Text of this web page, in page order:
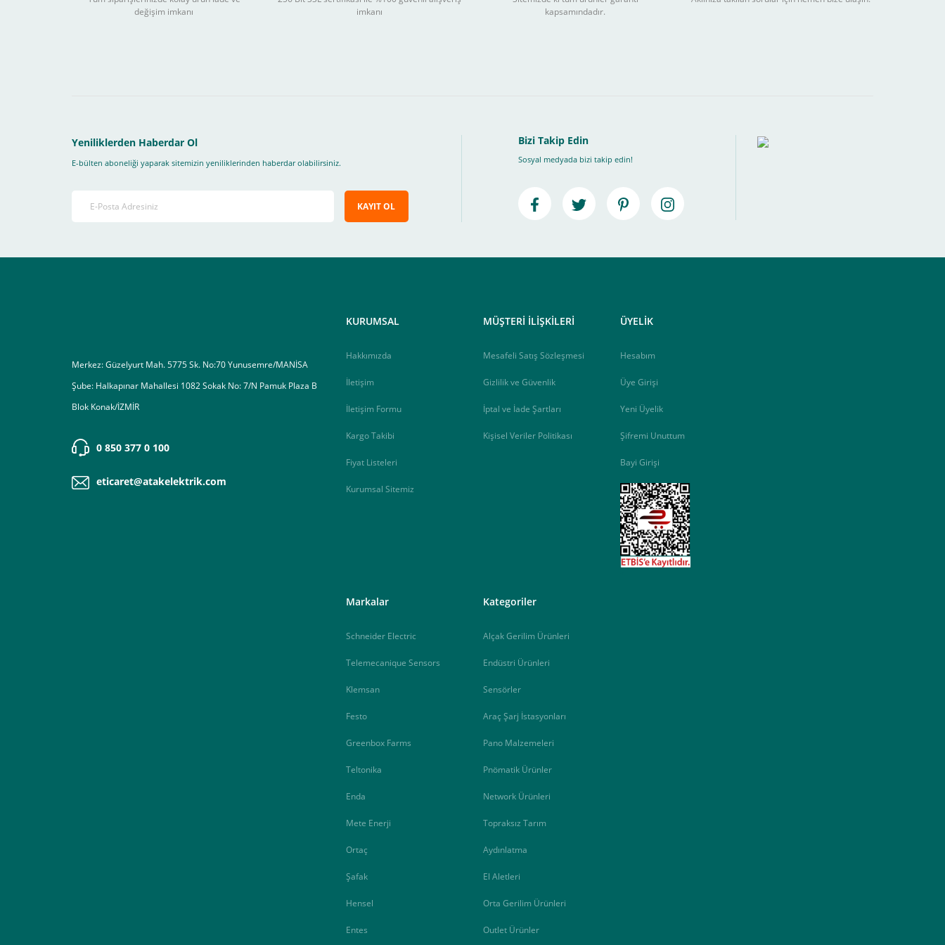
Sitemizden yapacağınız tüm alışverişlerde aşağıdaki adımları takip ederek peşin fiyatına 3 Taksit seçenekleri bankaya göre değişebilir
4-Son olarak siparişi vermiş olduğunuz e-posta adresinize ileteceğimiz link üzerinden tıklayarak 3D Secure güvenli ödeme ile ödemenizi tamamlayabilirsiniz ,
değişim imkanı
imkanı
kapsamındadır.
Yeniliklerden Haberdar Ol
E-bülten aboneliği yaparak sitemizin yeniliklerinden haberdar olabilirsiniz.
KAYIT OL
Bizi Takip Edin
Sosyal medyada bizi takip edin!
Merkez: Güzelyurt Mah. 5775 Sk. No:70 Yunusemre/MANİSA
Şube: Halkapınar Mahallesi 1082 Sokak No: 7/N Pamuk Plaza B
Blok Konak/İZMİR
0 850 377 0 100
eticaret@atakelektrik.com
KURUMSAL
Hakkımızda
İletişim
İletişim Formu
Kargo Takibi
Fiyat Listeleri
Kurumsal Sitemiz
MÜŞTERİ İLİŞKİLERİ
Mesafeli Satış Sözleşmesi
Gizlilik ve Güvenlik
İptal ve İade Şartları
Kişisel Veriler Politikası
ÜYELİK
Hesabım
Üye Girişi
Yeni Üyelik
Şifremi Unuttum
Bayi Girişi
Markalar
Schneider Electric
Telemecanique Sensors
Klemsan
Festo
Greenbox Farms
Teltonika
Enda
Mete Enerji
Ortaç
Şafak
Hensel
Entes
Kategoriler
Alçak Gerilim Ürünleri
Endüstri Ürünleri
Sensörler
Araç Şarj İstasyonları
Pano Malzemeleri
Pnömatik Ürünler
Network Ürünleri
Topraksız Tarım
Aydınlatma
El Aletleri
Orta Gerilim Ürünleri
Outlet Ürünler